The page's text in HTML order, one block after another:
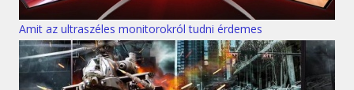
Amit az ultraszéles monitorokról tudni érdemes